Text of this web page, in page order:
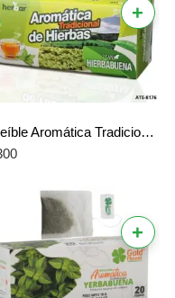
+
Increíble Aromática Tradicional de Hierbabuena Herbar – El Mejor Sabor Único y Natural
+